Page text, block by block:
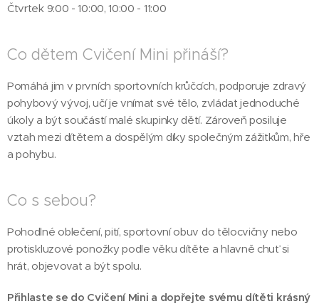
Čtvrtek 9:00 - 10:00, 10:00 - 11:00
Co dětem Cvičení Mini přináší?
Pomáhá jim v prvních sportovních krůčcích, podporuje zdravý
pohybový vývoj, učí je vnímat své tělo, zvládat jednoduché
úkoly a být součástí malé skupinky dětí. Zároveň posiluje
vztah mezi dítětem a dospělým díky společným zážitkům, hře
a pohybu.
Co s sebou?
Pohodlné oblečení, pití, sportovní obuv do tělocvičny nebo
protiskluzové ponožky podle věku dítěte a hlavně chuť si
hrát, objevovat a být spolu.
Přihlaste se do Cvičení Mini a dopřejte svému dítěti krásný